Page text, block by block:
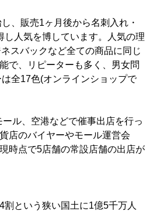
、販売1ヶ月後から名刺入れ・
人気を博しています。人気の理
スバックなど全ての商品に同じ
で、リピーターも多く、男女問
全17色(オンラインショップで
ル、空港などで催事出店を行っ
店のバイヤーやモール運営会
時点で5店舗の常設店舗の出店が
という狭い国土に1億5千万人